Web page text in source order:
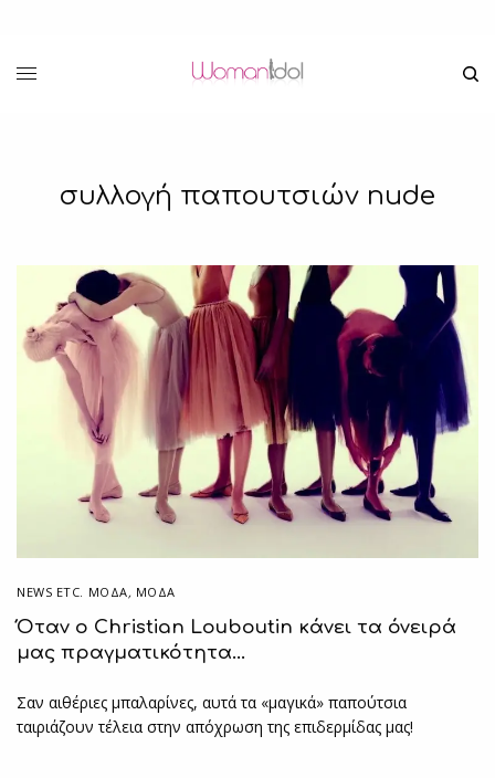
συλλογή παπουτσιών nude
NEWS ETC. ΜΌΔΑ, ΜΟΔΑ
Όταν ο Christian Louboutin κάνει τα όνειρά
μας πραγματικότητα…
Σαν αιθέριες μπαλαρίνες, αυτά τα «μαγικά» παπούτσια
ταιριάζουν τέλεια στην απόχρωση της επιδερμίδας μας!